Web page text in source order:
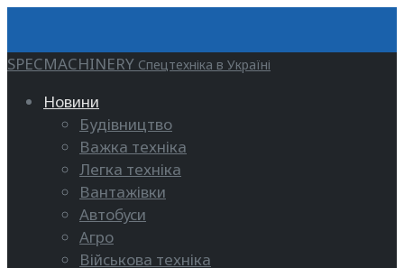
SPECMACHINERY Спецтехніка в Україні
Новини
Будівництво
Важка техніка
Легка техніка
Вантажівки
Автобуси
Агро
Військова техніка